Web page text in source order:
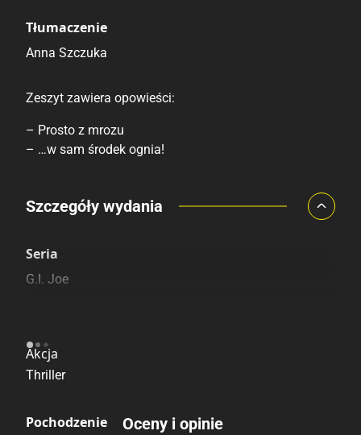
Tłumaczenie
Anna Szczuka
Zeszyt zawiera opowieści:
– Prosto z mrozu
– …w sam środek ognia!
Porównaj ceny
Szczegóły wydania
Seria
G.I. Joe
Akcja
Thriller
Pochodzenie Oceny i opinie